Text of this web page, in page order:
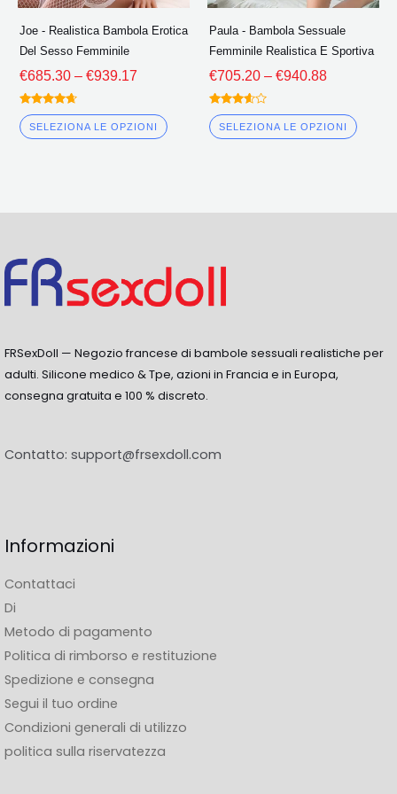
Joe - Realistica Bambola Erotica
Del Sesso Femminile
€685.30 – €939.17
Valutato
4.50
fuori da 5
SELEZIONA LE OPZIONI
pagina
prodotto
Paula - Bambola Sessuale
Femminile Realistica E Sportiva
€705.20 – €940.88
Valutato
3.50
fuori da
SELEZIONA LE OPZIONI
nella
FRSexDoll — Negozio francese di bambole sessuali realistiche per
adulti. Silicone medico & Tpe, azioni in Francia e in Europa,
consegna gratuita e 100 % discreto.
Contatto: support@frsexdoll.com
Informazioni
Contattaci
Di
Metodo di pagamento
Politica di rimborso e restituzione
Spedizione e consegna
Segui il tuo ordine
Condizioni generali di utilizzo
politica sulla riservatezza